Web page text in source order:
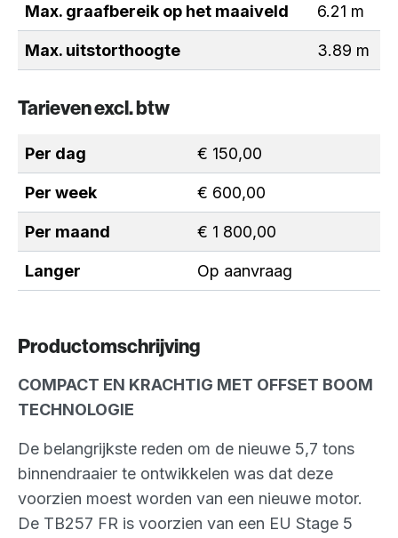
Max. graafbereik op het maaiveld 6.21 m
Max. uitstorthoogte 3.89 m
Tarieven excl. btw
Per dag € 150,00
Per week € 600,00
Per maand € 1 800,00
Langer Op aanvraag
Productomschrijving
COMPACT EN KRACHTIG MET OFFSET BOOM
TECHNOLOGIE
De belangrijkste reden om de nieuwe 5,7 tons
binnendraaier te ontwikkelen was dat deze
voorzien moest worden van een nieuwe motor.
De TB257 FR is voorzien van een EU Stage 5